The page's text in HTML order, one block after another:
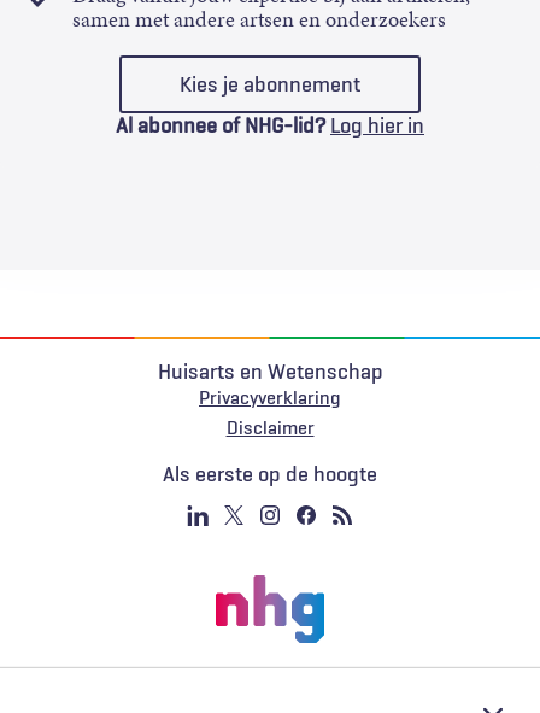
samen met andere artsen en onderzoekers
Kies je abonnement
Al abonnee of NHG-lid? Log hier in
Huisarts en Wetenschap
Privacyverklaring
Voet
Disclaimer
Als eerste op de hoogte